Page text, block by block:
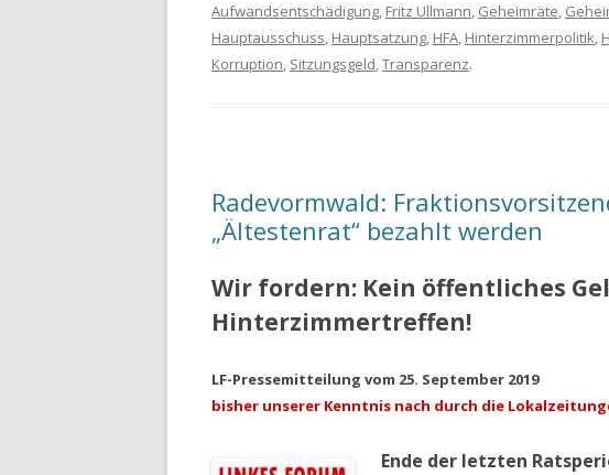
Aufwandsentschädigung, Fritz Ullmann, Geheimräte,
Hauptausschuss, Hauptsatzung, HFA, Hinterzimmerpolitik,
Korruption, Sitzungsgeld,Transparenz.
Radevormwald:
„Ältestenrat“ bezahlt werden
Wir fordern: Kein öffentliches
Hinterzimmertreffen!
LF-Pressemitteilung vom 25. September 2019
bisher unserer Kenntnis nach durch die
Ende der letzten